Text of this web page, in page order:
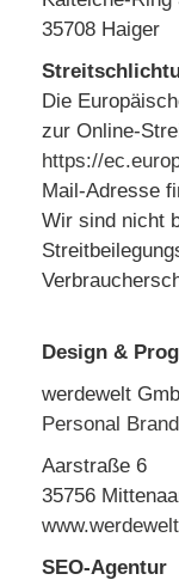
35708 Haiger
Die
zur Online-
https://
Mail-Adresse
Wir sind nicht
Design &
werdewelt
Personal
Aarstraße 6
35756
SEO-Agentur